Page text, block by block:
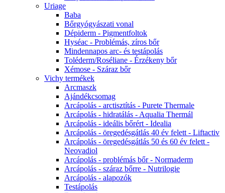
Uriage
Baba
Bőrgyógyászati vonal
Dépiderm - Pigmentfoltok
Hyséac - Problémás, zíros bőr
Mindennapos arc- és testápolás
Toléderm/Roséliane - Érzékeny bőr
Xémose - Száraz bőr
Vichy termékek
Arcmaszk
Ajándékcsomag
Arcápolás - arctisztítás - Purete Thermale
Arcápolás - hidratálás - Aqualia Thermál
Arcápolás - ideális bőrért - Idealia
Arcápolás - öregedésgátlás 40 év felett - Liftactiv
Arcápolás - öregedésgátlás 50 és 60 év felett -
Neovadiol
Arcápolás - problémás bőr - Normaderm
Arcápolás - száraz bőrre - Nutrilogie
Arcápolás - alapozók
Testápolás